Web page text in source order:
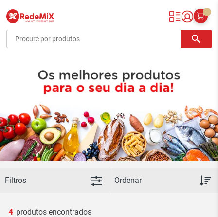
Redemix – Supermercado Online
search
Filtros
4